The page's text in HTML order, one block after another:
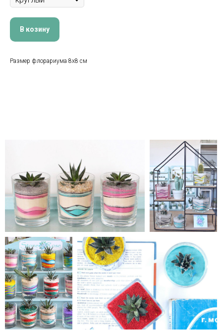
В козину
Размер флорариума 8х8 см